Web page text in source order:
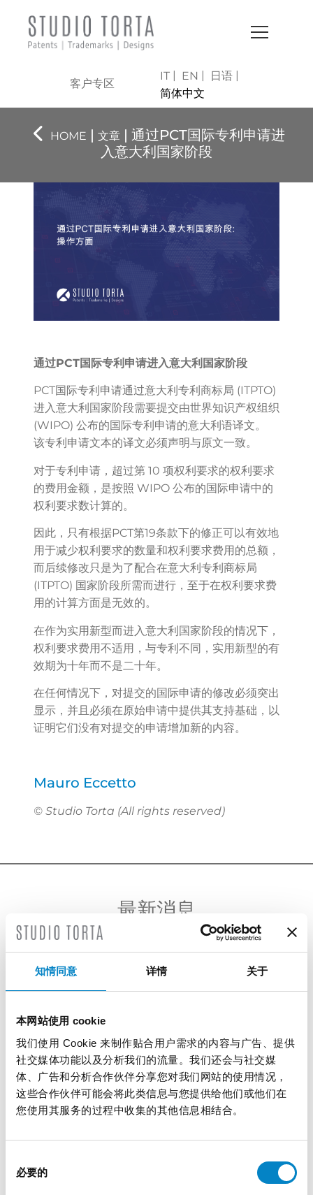
知情同意 详情 关于
本网站使用 cookie
我们使用 Cookie 来制作贴合用户需求的内容与广告、提供
社交媒体功能以及分析我们的流量。我们还会与社交媒
体、广告和分析合作伙伴分享您对我们网站的使用情况，
这些合作伙伴可能会将此类信息与您提供给他们或他们在
您使用其服务的过程中收集的其他信息相结合。
必要的
客户专区
IT EN
日语
简体中文
HOME | 文章 | 通过PCT国际专利申请进
入意大利国家阶段
通过PCT国际专利申请进入意大利国家阶段
PCT国际专利申请通过意大利专利商标局 (ITPTO)
进入意大利国家阶段需要提交由世界知识产权组织
(WIPO) 公布的国际专利申请的意大利语译文。
该专利申请文本的译文必须声明与原文一致。
对于专利申请，超过第 10 项权利要求的权利要求
的费用金额，是按照 WIPO 公布的国际申请中的
权利要求数计算的。
因此，只有根据PCT第19条款下的修正可以有效地
用于减少权利要求的数量和权利要求费用的总额，
而后续修改只是为了配合在意大利专利商标局
(ITPTO) 国家阶段所需而进行，至于在权利要求费
用的计算方面是无效的。
在作为实用新型而进入意大利国家阶段的情况下，
权利要求费用不适用，与专利不同，实用新型的有
效期为十年而不是二十年。
在任何情况下，对提交的国际申请的修改必须突出
显示，并且必须在原始申请中提供其支持基础，以
证明它们没有对提交的申请增加新的内容。
Mauro Eccetto
© Studio Torta (All rights reserved)
最新消息
统一专利法院和FRAND之舞